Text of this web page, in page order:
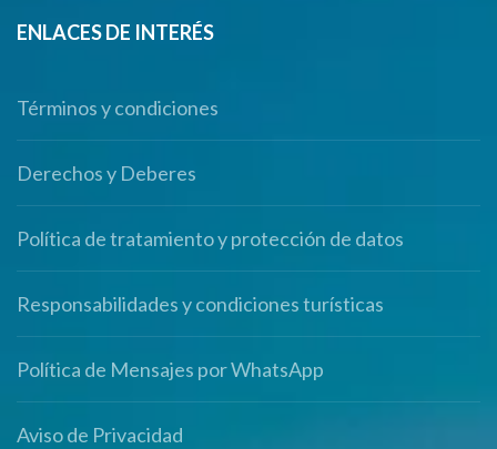
ENLACES DE INTERÉS
Términos y condiciones
Derechos y Deberes
Política de tratamiento y protección de datos
Responsabilidades y condiciones turísticas
Política de Mensajes por WhatsApp
Aviso de Privacidad